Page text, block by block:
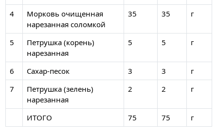
4
Морковь очищенная
нарезанная соломкой
35 35 г
5
Петрушка (корень)
нарезанная
5 5 г
6 Сахар-песок 3 3
г
7
Петрушка (зелень)
нарезанная
2 2 г
ИТОГО 75 75 г